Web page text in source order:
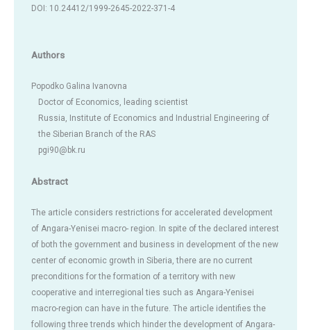
DOI: 10.24412/1999-2645-2022-371-4
Authors
Popodko Galina Ivanovna
Doctor of Economics, leading scientist
Russia, Institute of Economics and Industrial Engineering of
the Siberian Branch of the RAS
pgi90@bk.ru
Abstract
The article considers restrictions for accelerated development
of Angara-Yenisei macro- region. In spite of the declared interest
of both the government and business in development of the new
center of economic growth in Siberia, there are no current
preconditions for the formation of a territory with new
cooperative and interregional ties such as Angara-Yenisei
macro-region can have in the future. The article identifies the
following three trends which hinder the development of Angara-